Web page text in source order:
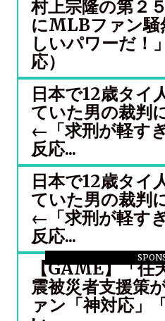
村上宗隆の第２
にMLBファン
しいパワーだ！
応）
日本で12歳タイ
ていた男の裁判
←「求刑が軽す
反応...
日本で12歳タイ
ていた男の裁判
←「求刑が軽す
反応...
【GAME】「任
震被災者支援策
ァン「神対応」